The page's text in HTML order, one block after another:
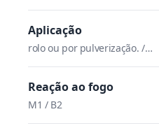
Aplicação
rolo ou por pulverização. /
rolo, pincel ou por
APLICAÇÃO: em duas demãos
Reação ao fogo
M1 / B2